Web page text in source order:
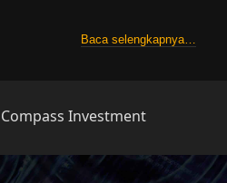
Baca selengkapnya…
Автор
Compass Investment